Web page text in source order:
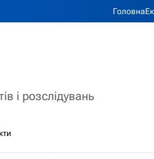
Головна
і розслідувань